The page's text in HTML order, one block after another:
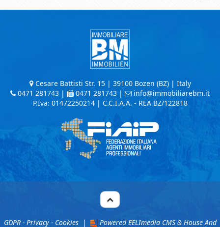
Cesare Battisti Str. 15 | 39100 Bozen (BZ) | Italy
0471 281743 | 0471 281743 |
info@immobiliarebm.it
P.Iva: 01472250214 | C.C.I.A.A. - REA BZ/122818
GDPR - Privacy - Cookies| Powered EELImedia CMS& House And